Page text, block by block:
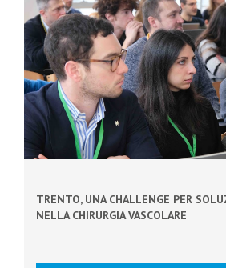
TRENTO, UNA CHALLENGE PER
NELLA CHIRURGIA VASCOLARE